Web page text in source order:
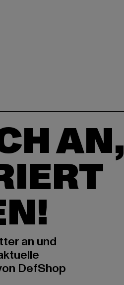
AN,
an und
DefShop